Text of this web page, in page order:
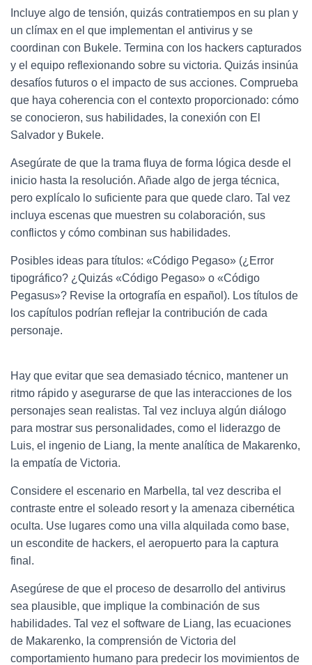
Incluye algo de tensión, quizás contratiempos en su plan y
un clímax en el que implementan el antivirus y se
coordinan con Bukele. Termina con los hackers capturados
y el equipo reflexionando sobre su victoria. Quizás insinúa
desafíos futuros o el impacto de sus acciones. Comprueba
que haya coherencia con el contexto proporcionado: cómo
se conocieron, sus habilidades, la conexión con El
Salvador y Bukele.
Asegúrate de que la trama fluya de forma lógica desde el
inicio hasta la resolución. Añade algo de jerga técnica,
pero explícalo lo suficiente para que quede claro. Tal vez
incluya escenas que muestren su colaboración, sus
conflictos y cómo combinan sus habilidades.
Posibles ideas para títulos: «Código Pegaso» (¿Error
tipográfico? ¿Quizás «Código Pegaso» o «Código
Pegasus»? Revise la ortografía en español). Los títulos de
los capítulos podrían reflejar la contribución de cada
personaje.
Hay que evitar que sea demasiado técnico, mantener un
ritmo rápido y asegurarse de que las interacciones de los
personajes sean realistas. Tal vez incluya algún diálogo
para mostrar sus personalidades, como el liderazgo de
Luis, el ingenio de Liang, la mente analítica de Makarenko,
la empatía de Victoria.
Considere el escenario en Marbella, tal vez describa el
contraste entre el soleado resort y la amenaza cibernética
oculta. Use lugares como una villa alquilada como base,
un escondite de hackers, el aeropuerto para la captura
final.
Asegúrese de que el proceso de desarrollo del antivirus
sea plausible, que implique la combinación de sus
habilidades. Tal vez el software de Liang, las ecuaciones
de Makarenko, la comprensión de Victoria del
comportamiento humano para predecir los movimientos de